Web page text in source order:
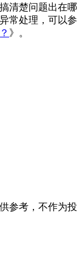
清楚问题出在哪
常处理，可以参
》。
参考，不作为投